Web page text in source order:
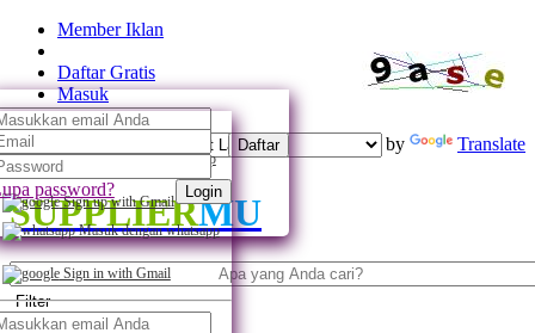
Member Iklan
Daftar Gratis
Daftar
Daftar dengan whatsapp
Sign up with Gmail
Masuk
password? Login
Masuk dengan whatsapp
Sign in with Gmail
Powered by Translate
SUPPLIERMU
Filter